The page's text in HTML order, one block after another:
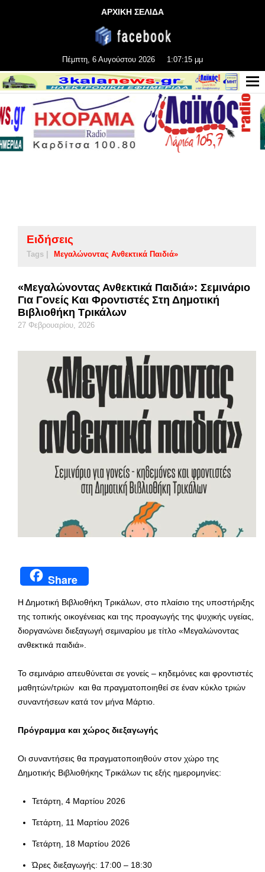
ΑΡΧΙΚΗ ΣΕΛΙΔΑ
Πέμπτη, 6 Αυγούστου 2026 1:07:15 μμ
Ειδήσεις
Tags | Μεγαλώνοντας Ανθεκτικά Παιδιά»
«Μεγαλώνοντας Ανθεκτικά Παιδιά»: Σεμινάριο
Για Γονείς Και Φροντιστές Στη Δημοτική
Βιβλιοθήκη Τρικάλων
27 Φεβρουαρίου, 2026
Share
Η Δημοτική Βιβλιοθήκη Τρικάλων, στο πλαίσιο της υποστήριξης
της τοπικής οικογένειας και της προαγωγής της ψυχικής υγείας,
διοργανώνει διεξαγωγή σεμιναρίου με τίτλο «Μεγαλώνοντας
ανθεκτικά παιδιά».
Το σεμινάριο απευθύνεται σε γονείς – κηδεμόνες και φροντιστές
μαθητών/τριών και θα πραγματοποιηθεί σε έναν κύκλο τριών
συναντήσεων κατά τον μήνα Μάρτιο.
Πρόγραμμα και χώρος διεξαγωγής
Οι συναντήσεις θα πραγματοποιηθούν στον χώρο της
Δημοτικής Βιβλιοθήκης Τρικάλων τις εξής ημερομηνίες:
Τετάρτη, 4 Μαρτίου 2026
Τετάρτη, 11 Μαρτίου 2026
Τετάρτη, 18 Μαρτίου 2026
Ώρες διεξαγωγής: 17:00 – 18:30